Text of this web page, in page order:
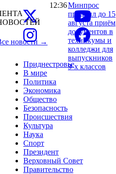
Приднестровье
В мире
Политика
Экономика
Общество
Безопасность
Происшествия
Культура
Наука
Спорт
Президент
Верховный Совет
Правительство
новости →
12:36Минпрос
продлил до 15
августа приём
документов в
техникумы и
колледжи для
выпускников
9-х классов